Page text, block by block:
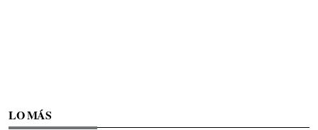
LO MÁS